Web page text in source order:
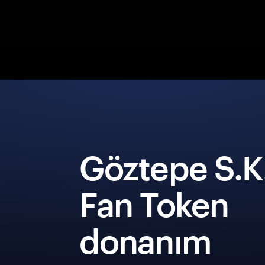
Göztepe
Fan Token
donanım